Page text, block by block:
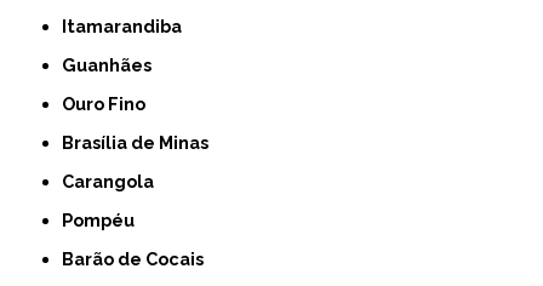
Itamarandiba
Guanhães
Ouro Fino
Brasília de Minas
Carangola
Pompéu
Barão de Cocais